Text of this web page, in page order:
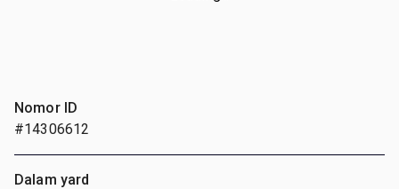
Nomor ID
#14306612
Dalam yard